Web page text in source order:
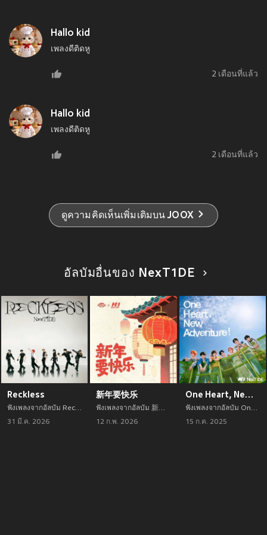
Hallo kid
เพลงดีติดหู
2 เดือนที่แล้ว
Hallo kid
เพลงดีติดหู
2 เดือนที่แล้ว
ดูความคิดเห็นเพิ่มเติมบน JOOX
อัลบัมอื่นของ NexT1DE
Reckless
ฟังเพลงจากอัลบัม Reckless เพลงใหม่จาก NexT1DE อัพเดทเพลงใหม่ล่าสุดก่อนใคร ตลอดปี 2021
31 มี.ค. 2026
新年要快乐
ฟังเพลงจากอัลบัม 新年要快乐 เพลงใหม่จาก NexT1DE อัพเดทเพลงใหม่ล่าสุดก่อนใคร ตลอดปี 2021
12 ก.พ. 2026
One Heart, New Adventure!
ฟังเพลงจากอัลบัม One Heart, New Adventure! เพลงใหม่จาก NexT1DE อัพเดทเพลงใหม่ล่าสุดก่อนใคร ตลอดปี 2021
15 ก.ค. 2025